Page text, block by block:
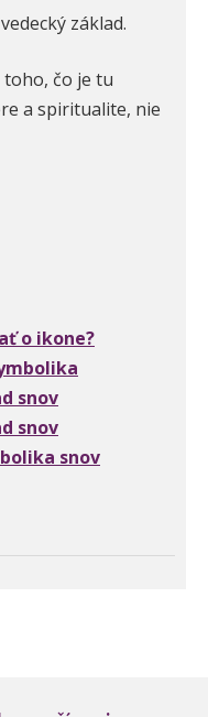
základ.
čo je tu
a spiritualite, nie
o ikone?
snov
snov
snov